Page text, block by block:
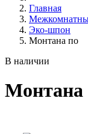
Главная
Эко-шпон
Монтана по
В наличии
Монтана